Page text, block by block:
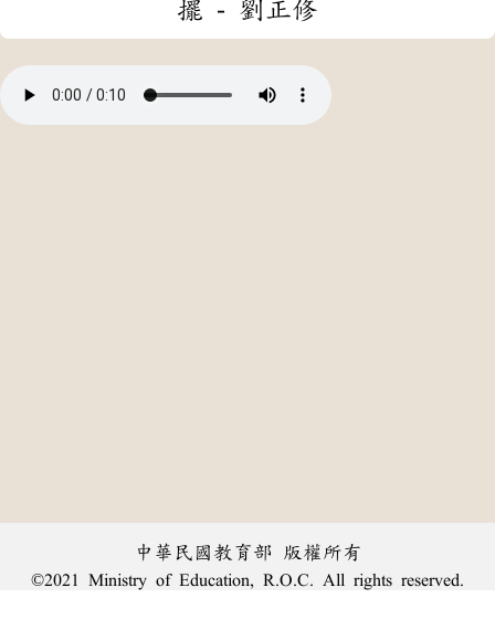
擺 - 劉正修
中華民國教育部 版權所有
©2021 Ministry of Education, R.O.C. All rights reserved.